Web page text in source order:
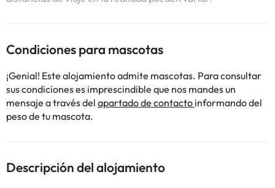
Condiciones para mascotas
¡Genial! Este alojamiento admite mascotas. Para consultar
sus condiciones es imprescindible que nos mandes un
mensaje a través del apartado de contacto informando del
peso de tu mascota.
Descripción del alojamiento